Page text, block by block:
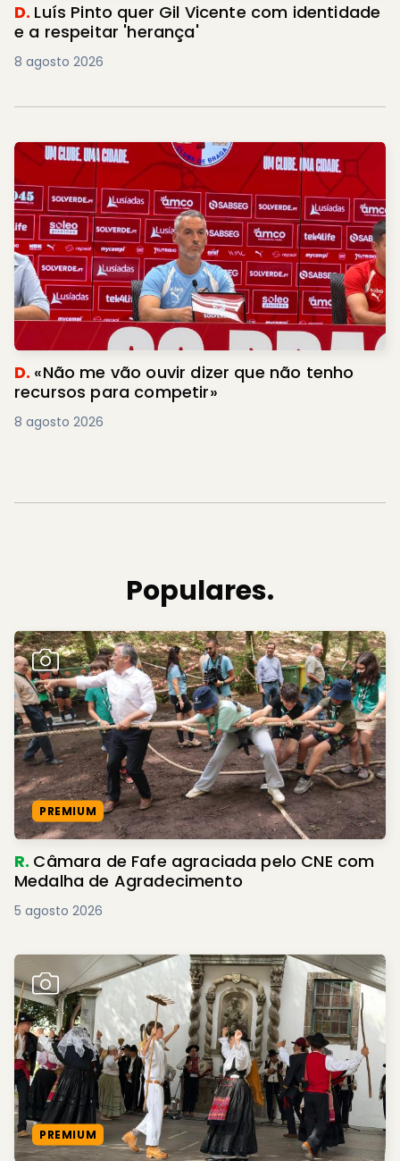
D. Luís Pinto quer Gil Vicente com identidade
e a respeitar 'herança'
8 agosto 2026
D. «Não me vão ouvir dizer que não tenho
recursos para competir»
8 agosto 2026
Populares.
PREMIUM
R. Câmara de Fafe agraciada pelo CNE com
Medalha de Agradecimento
5 agosto 2026
PREMIUM